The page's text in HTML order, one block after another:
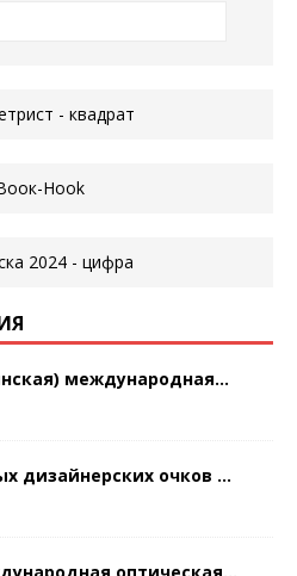
международная...
дизайнерских очков ...